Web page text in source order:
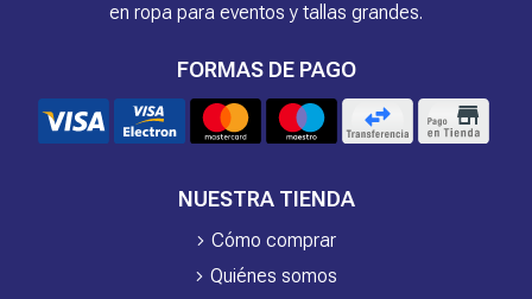
en ropa para eventos y tallas grandes.
FORMAS DE PAGO
NUESTRA TIENDA
Cómo comprar
Quiénes somos